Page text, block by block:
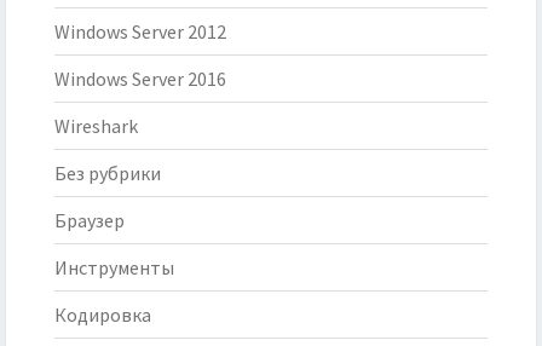
Windows Server 2012
Windows Server 2016
Wireshark
Без рубрики
Браузер
Инструменты
Кодировка